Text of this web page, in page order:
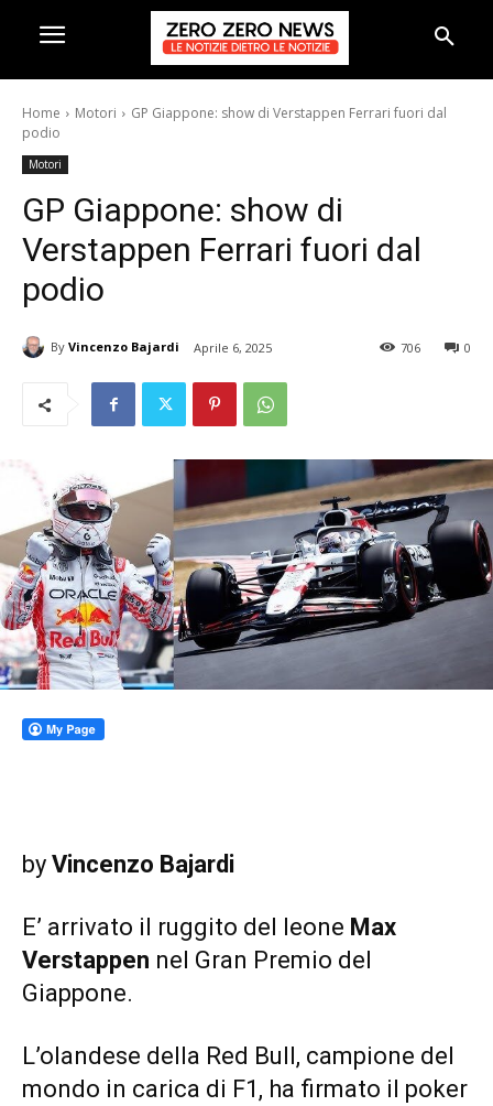
Home Motori
GP Giappone: show di Verstappen Ferrari fuori dal
podio
Motori
GP Giappone: show di
Verstappen Ferrari fuori dal
podio
By Vincenzo Bajardi Aprile 6, 2025 0
706
by Vincenzo Bajardi
E’ arrivato il ruggito del leone Max
Verstappen nel Gran Premio del
Giappone.
L’olandese della Red Bull, campione del
mondo in carica di F1, ha firmato il poker